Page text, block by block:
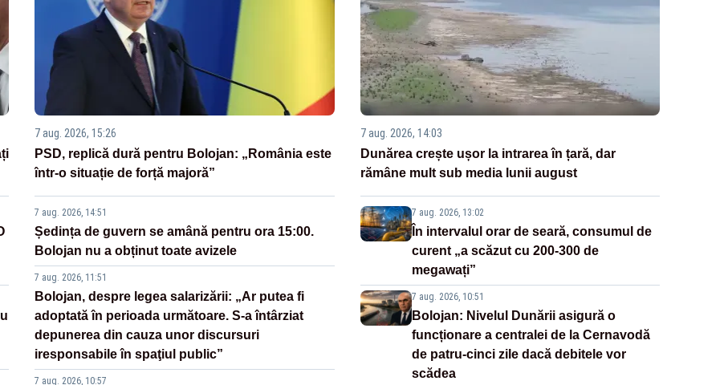
7 aug. 2026, 15:26
PSD, replică dură pentru Bolojan: „România este
într-o situație de forță majoră”
7 aug. 2026, 14:51
Ședința de guvern se amână pentru ora 15:00.
Bolojan nu a obținut toate avizele
7 aug. 2026, 11:51
Bolojan, despre legea salarizării: „Ar putea fi
adoptată în perioada următoare. S-a întârziat
depunerea din cauza unor discursuri
iresponsabile în spaţiul public”
7 aug. 2026, 10:57
7 aug. 2026, 14:03
Dunărea crește ușor la intrarea în țară, dar
rămâne mult sub media lunii august
7 aug. 2026, 13:02
În intervalul orar de seară, consumul de
curent „a scăzut cu 200-300 de
megawați”
7 aug. 2026, 10:51
Bolojan: Nivelul Dunării asigură o
funcționare a centralei de la Cernavodă
de patru-cinci zile dacă debitele vor
scădea